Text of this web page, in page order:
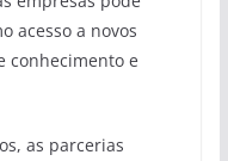
acesso a novos
conhecimento e
as parcerias